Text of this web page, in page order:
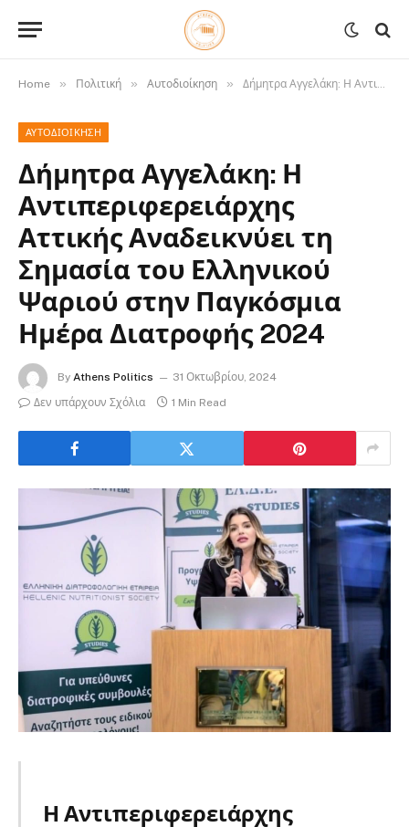
Home » Πολιτική » Αυτοδιοίκηση » Δήμητρα Αγγελάκη: Η Αντιπεριφερειάρχης Αττικής Αναδεικνύει τη Σημασία του Ελληνικού Ψαριού στην Παγκόσμια Ημέρα Διατροφής 2024
ΑΥΤΟΔΙΟΊΚΗΣΗ
Δήμητρα Αγγελάκη: Η
Αντιπεριφερειάρχης
Αττικής Αναδεικνύει τη
Σημασία του Ελληνικού
Ψαριού στην Παγκόσμια
Ημέρα Διατροφής 2024
By Athens Politics
31 Οκτωβρίου, 2024
Δεν υπάρχουν Σχόλια
1 Min Read
Η Αντιπεριφερειάρχης